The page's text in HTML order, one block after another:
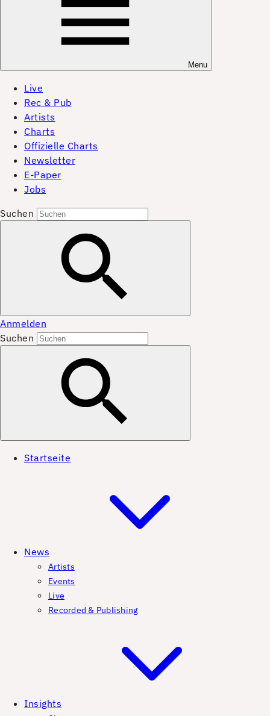
Menu
Live
Rec & Pub
Artists
Charts
Offizielle Charts
Newsletter
E-Paper
Jobs
Suchen
Anmelden
Suchen
Startseite
News
Artists
Events
Live
Recorded & Publishing
Insights